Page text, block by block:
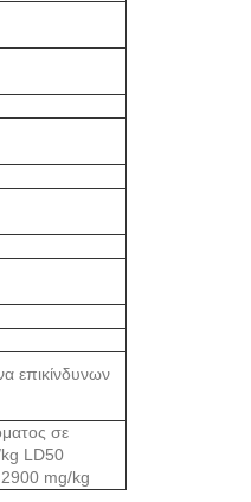
επικίνδυνων
σε
LD50
2900 mg/kg